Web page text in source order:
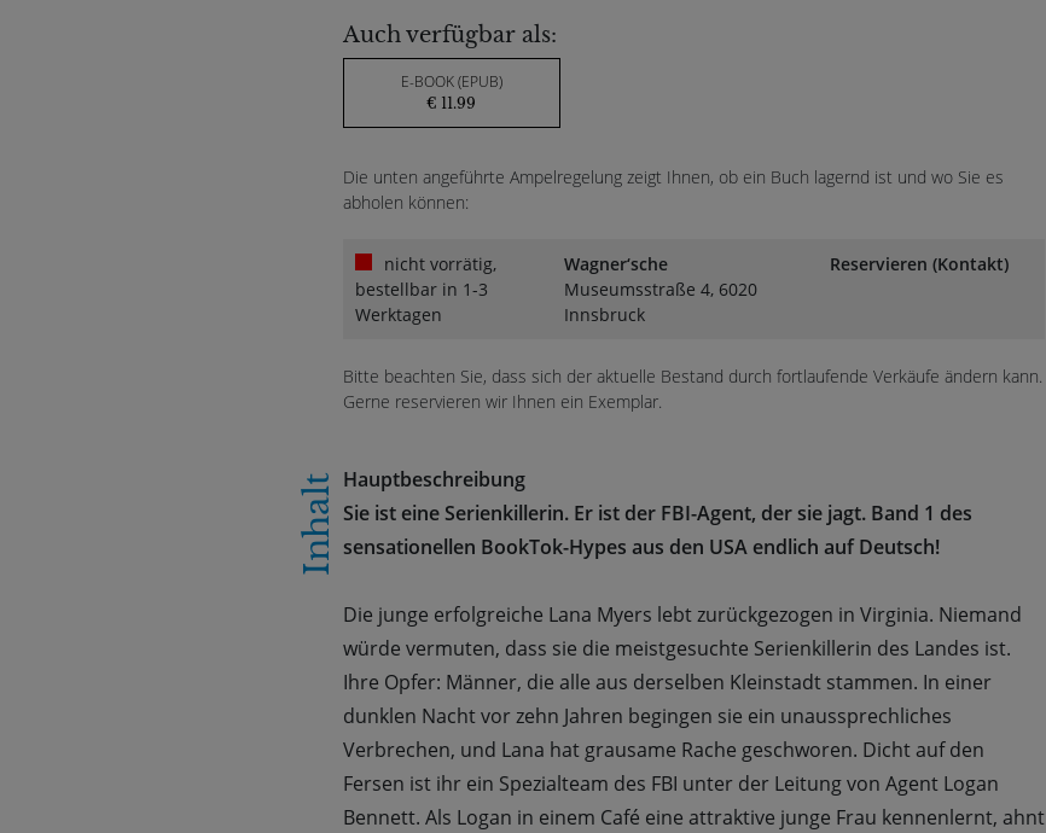
Auch verfügbar als:
E-BOOK (EPUB)
€ 11.99
Die unten angeführte Ampelregelung zeigt Ihnen, ob ein Buch lagernd ist und wo Sie es
abholen können:
nicht vorrätig,
bestellbar in 1-3
Werktagen
Wagner‘sche
Museumsstraße 4, 6020
Innsbruck
Reservieren (Kontakt)
Bitte beachten Sie, dass sich der aktuelle Bestand durch fortlaufende Verkäufe ändern kann.
Gerne reservieren wir Ihnen ein Exemplar.
Inhalt Hauptbeschreibung
Sie ist eine Serienkillerin. Er ist der FBI-Agent, der sie jagt. Band 1 des
sensationellen BookTok-Hypes aus den USA endlich auf Deutsch!
Die junge erfolgreiche Lana Myers lebt zurückgezogen in Virginia. Niemand
würde vermuten, dass sie die meistgesuchte Serienkillerin des Landes ist.
Ihre Opfer: Männer, die alle aus derselben Kleinstadt stammen. In einer
dunklen Nacht vor zehn Jahren begingen sie ein unaussprechliches
Verbrechen, und Lana hat grausame Rache geschworen. Dicht auf den
Fersen ist ihr ein Spezialteam des FBI unter der Leitung von Agent Logan
Bennett. Als Logan in einem Café eine attraktive junge Frau kennenlernt, ahnt